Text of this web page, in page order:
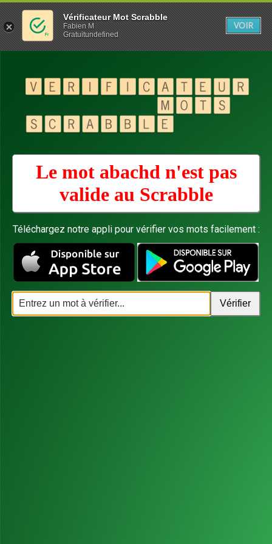
Le mot abachd n'est pas
valide au Scrabble
Téléchargez notre appli pour vérifier vos mots facilement :
Vérificateur Mot Scrabble
Fabien M
Gratuitundefined
VOIR